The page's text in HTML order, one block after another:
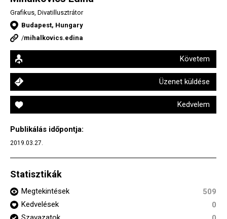
Grafikus, Divatillusztrátor
Budapest, Hungary
/mihalkovics.edina
Követem
Üzenet küldése
Kedvelem
Publikálás időpontja:
2019.03.27.
Statisztikák
Megtekintések
509
Kedvelések
0